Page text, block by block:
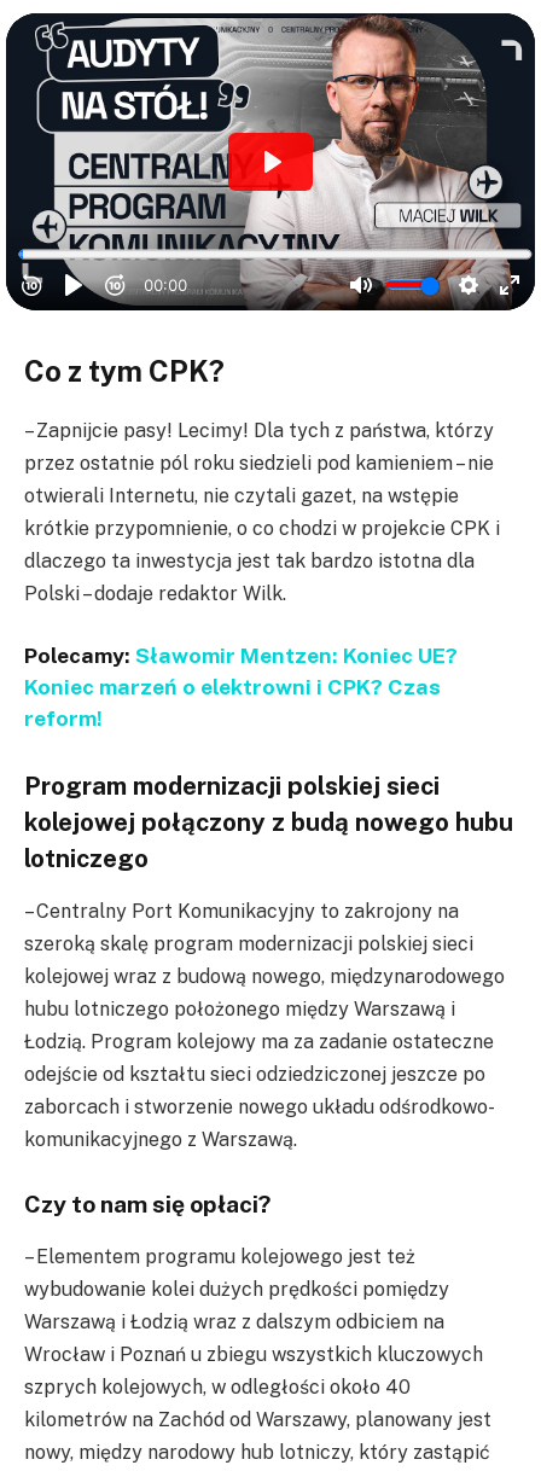
Co z tym CPK?
– Zapnijcie pasy! Lecimy! Dla tych z państwa, którzy
przez ostatnie pól roku siedzieli pod kamieniem – nie
otwierali Internetu, nie czytali gazet, na wstępie
krótkie przypomnienie, o co chodzi w projekcie CPK i
dlaczego ta inwestycja jest tak bardzo istotna dla
Polski – dodaje redaktor Wilk.
Polecamy: Sławomir Mentzen: Koniec UE?
Koniec marzeń o elektrowni i CPK? Czas
reform!
Program modernizacji polskiej sieci
kolejowej połączony z budą nowego hubu
lotniczego
– Centralny Port Komunikacyjny to zakrojony na
szeroką skalę program modernizacji polskiej sieci
kolejowej wraz z budową nowego, międzynarodowego
hubu lotniczego położonego między Warszawą i
Łodzią. Program kolejowy ma za zadanie ostateczne
odejście od kształtu sieci odziedziczonej jeszcze po
zaborcach i stworzenie nowego układu odśrodkowo-
komunikacyjnego z Warszawą.
Czy to nam się opłaci?
– Elementem programu kolejowego jest też
wybudowanie kolei dużych prędkości pomiędzy
Warszawą i Łodzią wraz z dalszym odbiciem na
Wrocław i Poznań u zbiegu wszystkich kluczowych
szprych kolejowych, w odległości około 40
kilometrów na Zachód od Warszawy, planowany jest
nowy, między narodowy hub lotniczy, który zastąpić